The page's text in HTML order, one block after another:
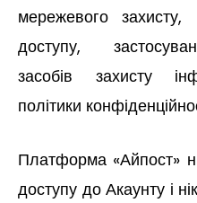
мережевого захисту,
доступу,
засобів захисту
політики
Платформа «Айпост»
доступу до Акаунту і